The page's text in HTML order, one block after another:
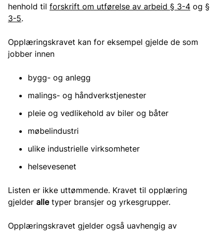
henhold til forskrift om utførelse av arbeid § 3-4 og §
3-5.
Opplæringskravet kan for eksempel gjelde de som
jobber innen
bygg- og anlegg
malings- og håndverkstjenester
pleie og vedlikehold av biler og båter
møbelindustri
ulike industrielle virksomheter
helsevesenet
Listen er ikke uttømmende. Kravet til opplæring
gjelder alletyper bransjer og yrkesgrupper.
Opplæringskravet gjelder også uavhengig av